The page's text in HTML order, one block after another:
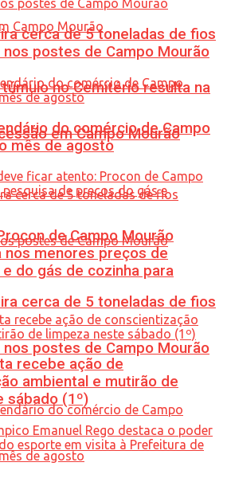
no Cemitério resulta na
em Campo Mourão
cerca de 5 toneladas de fios
nos postes de Campo Mourão
cerca de 5 toneladas de fios
nos postes de Campo Mourão
do comércio de Campo
mês de agosto
de Campo Mourão
nos menores preços de
do gás de cozinha para
recebe ação de
ambiental e mutirão de
sábado (1º)